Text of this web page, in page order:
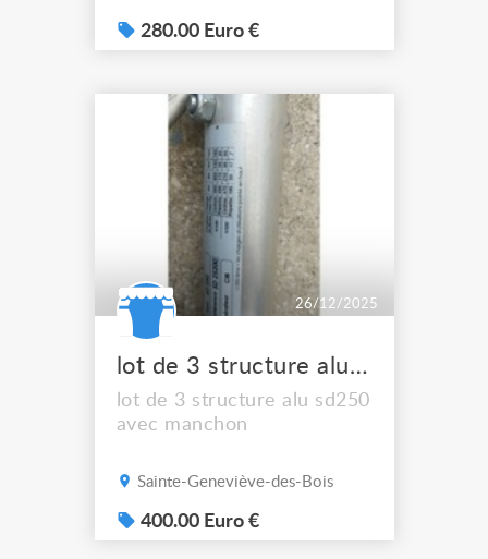
280.00 Euro €
26/12/2025
lot de 3 structure alu sd250 avec manchon
lot de 3 structure alu sd250
avec manchon
Sainte-Geneviève-des-Bois
400.00 Euro €